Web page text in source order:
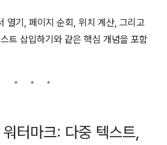
열기, 페이지 순회, 위치 계산, 그리고
트 삽입하기와 같은 핵심 개념을 포함
터마크: 다중 텍스트,